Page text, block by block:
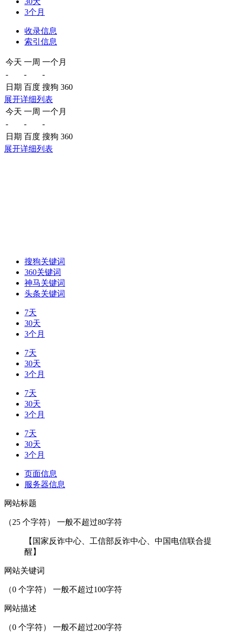
3个月
收录信息
索引信息
今天 一周 一个月
-
-
-
日期 百度 搜狗 360
展开详细列表
今天 一周 一个月
-
-
-
日期 百度 搜狗 360
展开详细列表
搜狗关键词
360关键词
神马关键词
头条关键词
7天
30天
3个月
7天
30天
3个月
7天
30天
3个月
7天
30天
3个月
页面信息
服务器信息
网站标题
（25 个字符） 一般不超过80字符
【国家反诈中心、工信部反诈中心、中国电信联合提
醒】
网站关键词
（0 个字符） 一般不超过100字符
网站描述
（0 个字符） 一般不超过200字符